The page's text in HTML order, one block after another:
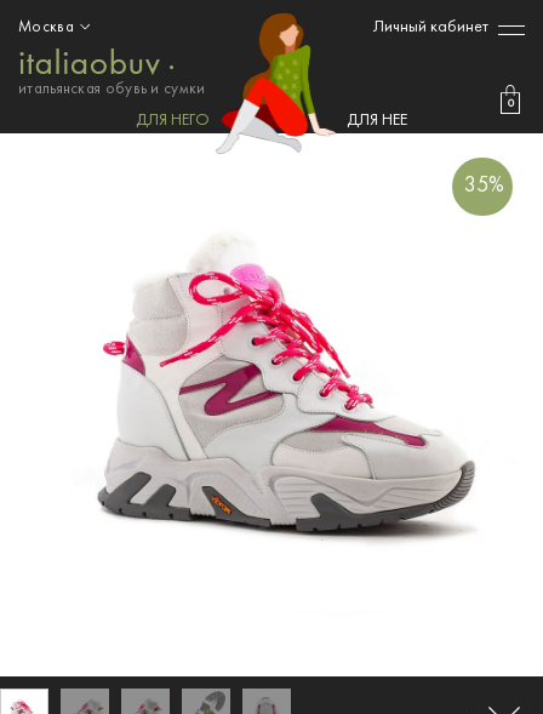
итальянская обувь и сумки
Москва Личный кабинет
0
ДЛЯ НЕГО ДЛЯ НЕЕ
35%